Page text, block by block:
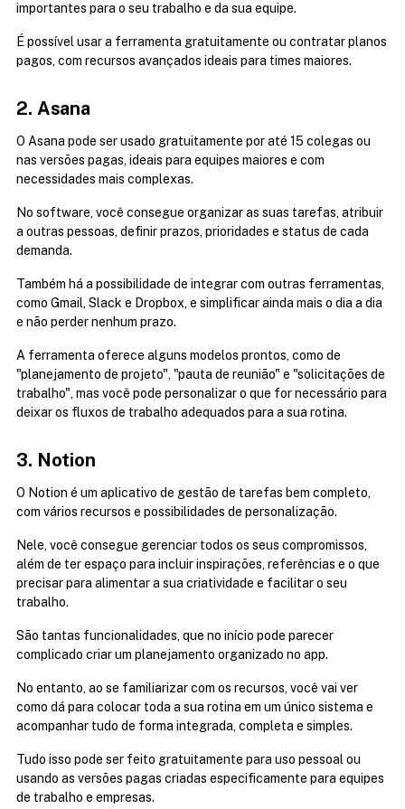
importantes para o seu trabalho e da sua equipe.
É possível usar a ferramenta gratuitamente ou contratar planos
pagos, com recursos avançados ideais para times maiores.
2. Asana
O Asana pode ser usado gratuitamente por até 15 colegas ou
nas versões pagas, ideais para equipes maiores e com
necessidades mais complexas.
No software, você consegue organizar as suas tarefas, atribuir
a outras pessoas, definir prazos, prioridades e status de cada
demanda.
Também há a possibilidade de integrar com outras ferramentas,
como Gmail, Slack e Dropbox, e simplificar ainda mais o dia a dia
e não perder nenhum prazo.
A ferramenta oferece alguns modelos prontos, como de
"planejamento de projeto", "pauta de reunião" e "solicitações de
trabalho", mas você pode personalizar o que for necessário para
deixar os fluxos de trabalho adequados para a sua rotina.
3. Notion
O Notion é um aplicativo de gestão de tarefas bem completo,
com vários recursos e possibilidades de personalização.
Nele, você consegue gerenciar todos os seus compromissos,
além de ter espaço para incluir inspirações, referências e o que
precisar para alimentar a sua criatividade e facilitar o seu
trabalho.
São tantas funcionalidades, que no início pode parecer
complicado criar um planejamento organizado no app.
No entanto, ao se familiarizar com os recursos, você vai ver
como dá para colocar toda a sua rotina em um único sistema e
acompanhar tudo de forma integrada, completa e simples.
Tudo isso pode ser feito gratuitamente para uso pessoal ou
usando as versões pagas criadas especificamente para equipes
de trabalho e empresas.